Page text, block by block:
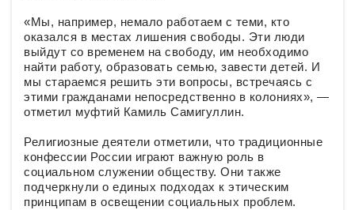
«Мы, например, немало работаем с теми, кто
оказался в местах лишения свободы. Эти люди
выйдут со временем на свободу, им необходимо
найти работу, образовать семью, завести детей. И
мы стараемся решить эти вопросы, встречаясь с
этими гражданами непосредственно в колониях», —
отметил муфтий Камиль Самигуллин.
Религиозные деятели отметили, что традиционные
конфессии России играют важную роль в
социальном служении обществу. Они также
подчеркнули о единых подходах к этическим
принципам в освещении социальных проблем.